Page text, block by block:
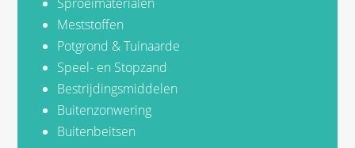
Sproeimaterialen
Meststoffen
Potgrond & Tuinaarde
Speel- en Stopzand
Bestrijdingsmiddelen
Buitenzonwering
Buitenbeitsen